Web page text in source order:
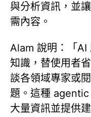
與分析資訊，並
需內容。
Alam 說明：「AI
知識，替使用者
談各領域專家或
題。這種
大量資訊並提供